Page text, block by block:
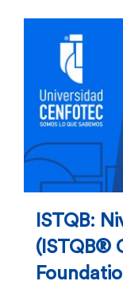
ISTQB:
(ISTQB®